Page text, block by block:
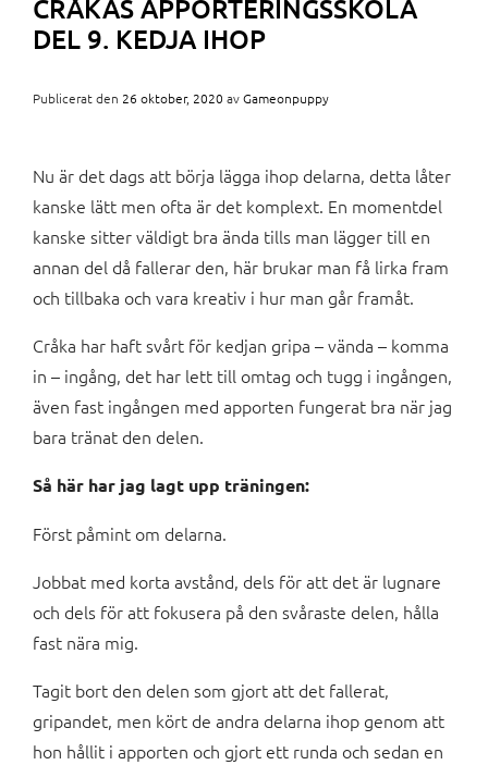
CRÅKAS APPORTERINGSSKOLA
DEL 9. KEDJA IHOP
Publicerat den 26 oktober, 2020 avGameonpuppy
Nu är det dags att börja lägga ihop delarna, detta låter
kanske lätt men ofta är det komplext. En momentdel
kanske sitter väldigt bra ända tills man lägger till en
annan del då fallerar den, här brukar man få lirka fram
och tillbaka och vara kreativ i hur man går framåt.
Cråka har haft svårt för kedjan gripa – vända – komma
in – ingång, det har lett till omtag och tugg i ingången,
även fast ingången med apporten fungerat bra när jag
bara tränat den delen.
Så här har jag lagt upp träningen:
Först påmint om delarna.
Jobbat med korta avstånd, dels för att det är lugnare
och dels för att fokusera på den svåraste delen, hålla
fast nära mig.
Tagit bort den delen som gjort att det fallerat,
gripandet, men kört de andra delarna ihop genom att
hon hållit i apporten och gjort ett runda och sedan en